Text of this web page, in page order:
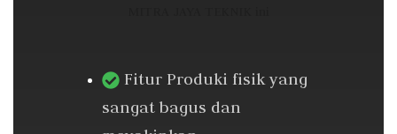
Fitur Produki fisik yang
sangat bagus dan